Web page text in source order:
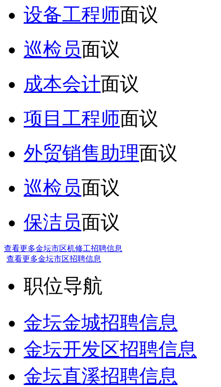
设备工程师面议
巡检员面议
成本会计面议
项目工程师面议
外贸销售助理面议
巡检员面议
保洁员面议
查看更多金坛市区机修工招聘信息
查看更多金坛市区招聘信息
职位导航
金坛金城招聘信息
金坛开发区招聘信息
金坛直溪招聘信息